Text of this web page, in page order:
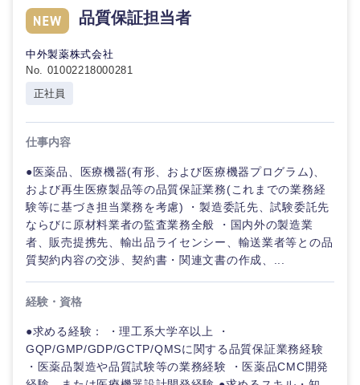
海外
品質保証担当者
中外製薬株式会社
No. 01002218000281
正社員
仕事内容
●医薬品、医療機器(有形、および医療機器プログラム)、
および再生医療製品等の品質保証業務(これまでの業務経
験等に基づき担当業務を考慮) ・製造委託先、試験委託先
ならびに原材料業者の監査業務全般 ・国内外の製造業
者、販売提携先、輸出品ライセンシー、輸送業者等との品
質契約内容の交渉、契約書・関連文書の作成、...
経験・資格
●求める経験： ・理工系大学卒以上 ・
GQP/GMP/GDP/GCTP/QMSに関する品質保証業務経験
・医薬品製造や品質試験等の業務経験 ・医薬品CMC開発